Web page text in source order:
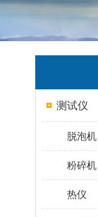
测试仪
脱泡机
粉碎机
热仪